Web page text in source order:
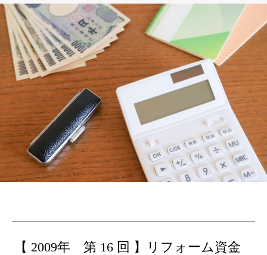
【 2009年 第 16 回 】
リフォーム資金